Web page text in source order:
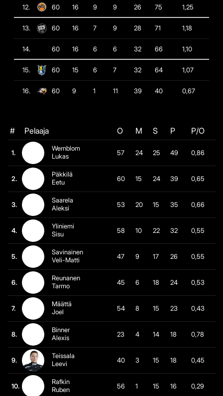
12. 60 16 9 9 26 75 1,25
13. 60 16 7 9 28 71 1,18
14. 60 16 6 6 32 66 1,10
15. 60 15 6 7 32 64 1,07
16. 60 9 1 11 39 40 0,67
# Pelaaja O M S P P/O
1.
Wernblom
Lukas
57 24 25 49 0,86
2.
Päkkilä
Eetu
60 15 24 39 0,65
3.
Saarela
Aleksi
53 20 15 35 0,66
4.
Yliniemi
Sisu
58 10 22 32 0,55
5.
Savinainen
Veli-Matti
47 9 17 26 0,55
6.
Reunanen
Tarmo
45 6 18 24 0,53
7.
Määttä
Joel
54 8 15 23 0,43
8.
Binner
Alexis
23 4 14 18 0,78
9.
Teissala
Leevi
40 3 15 18 0,45
10.
Rafkin
Ruben
56 1 15 16 0,29